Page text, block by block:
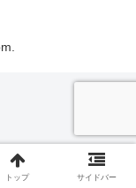
トップ サイドバー